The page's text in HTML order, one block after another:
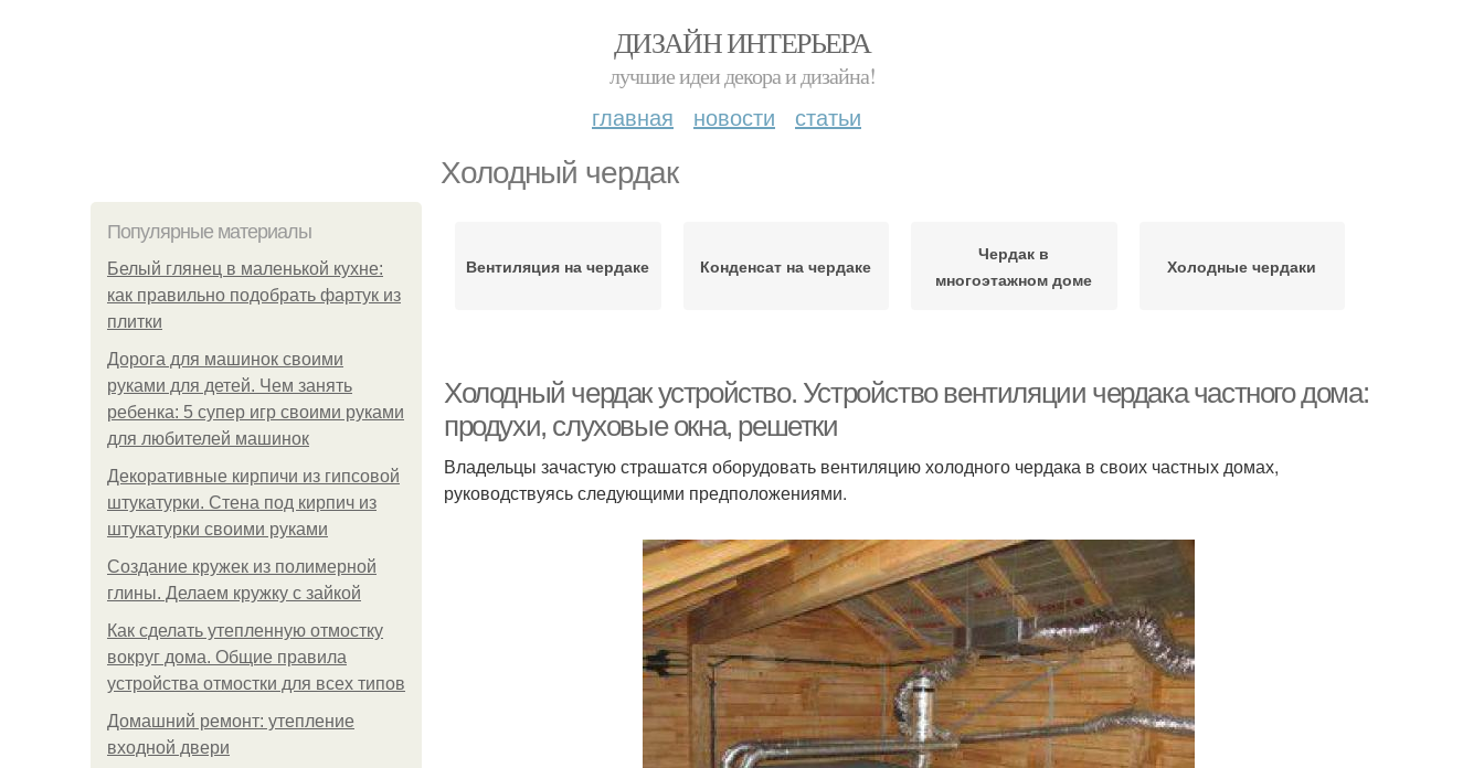
ДИЗАЙН ИНТЕРЬЕРА
лучшие идеи декора и дизайна!
главная новости статьи
Холодный чердак
Популярные материалы
Белый глянец в маленькой кухне:
как правильно подобрать фартук из
плитки
Дорога для машинок своими
руками для детей. Чем занять
ребенка: 5 супер игр своими руками
для любителей машинок
Декоративные кирпичи из гипсовой
штукатурки. Стена под кирпич из
штукатурки своими руками
Создание кружек из полимерной
глины. Делаем кружку с зайкой
Как сделать утепленную отмостку
вокруг дома. Общие правила
устройства отмостки для всех типов
Домашний ремонт: утепление
входной двери
Вентиляция на чердаке Конденсат на чердаке
Чердак в
многоэтажном доме
Холодные чердаки
Холодный чердак устройство. Устройство вентиляции чердака частного дома:
продухи, слуховые окна, решетки
Владельцы зачастую страшатся оборудовать вентиляцию холодного чердака в своих частных домах,
руководствуясь следующими предположениями.